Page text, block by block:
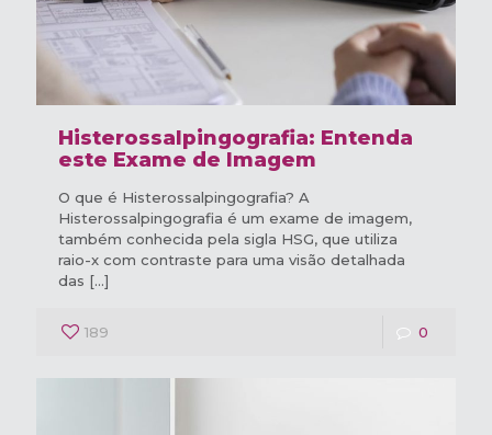
Histerossalpingografia: Entenda
este Exame de Imagem
O que é Histerossalpingografia? A
Histerossalpingografia é um exame de imagem,
também conhecida pela sigla HSG, que utiliza
raio-x com contraste para uma visão detalhada
das […]
189 0